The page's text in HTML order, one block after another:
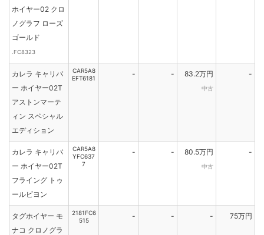
ホイヤー02 クロ
ノグラフ ローズ
ゴールド
.FC8323
カレラ キャリバ
ー ホイヤー02T
アストンマーテ
ィン スペシャル
エディション
CAR5A8
EFT6181
- - 83.2万円
中古
-
カレラ キャリバ
ー ホイヤー02T
フライング トゥ
ールビヨン
CAR5A8
YFC637
7
- - 80.5万円
中古
-
タグホイヤー モ
ナコ クロノグラ
2181FC6
515
- - - 75万円